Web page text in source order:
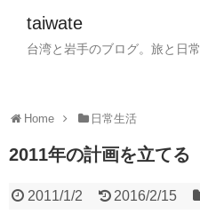
taiwate
台湾と岩手のブログ。旅と日常
Home 日常生活
2011年の計画を立てる
2011/1/2 2016/2/15